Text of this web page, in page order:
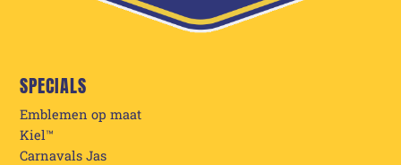
SPECIALS
Emblemen op maat
Kiel™
Carnavals Jas